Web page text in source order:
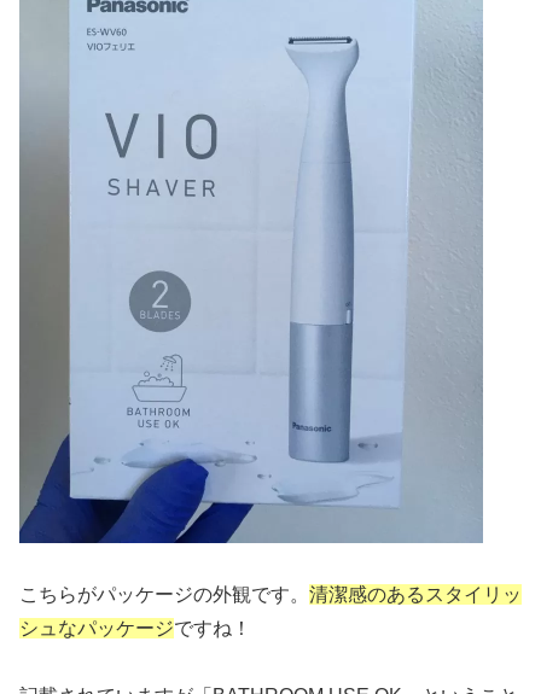
こちらがパッケージの外観です。 清潔感のあるスタイリッ
シュなパッケージですね！